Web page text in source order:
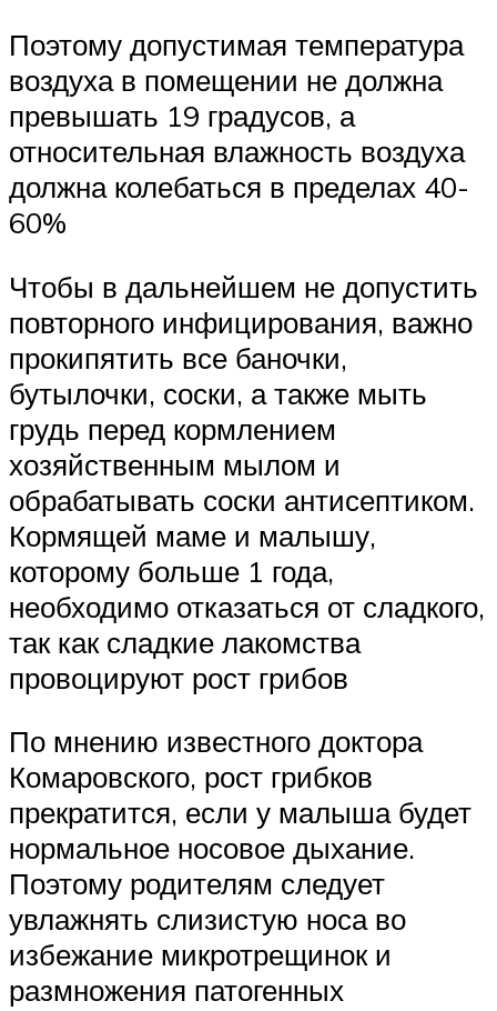
Поэтому допустимая температура
воздуха в помещении не должна
превышать 19 градусов, а
относительная влажность воздуха
должна колебаться в пределах 40-
60%
Чтобы в дальнейшем не допустить
повторного инфицирования, важно
прокипятить все баночки,
бутылочки, соски, а также мыть
грудь перед кормлением
хозяйственным мылом и
обрабатывать соски антисептиком.
Кормящей маме и малышу,
которому больше 1 года,
необходимо отказаться от сладкого,
так как сладкие лакомства
провоцируют рост грибов
По мнению известного доктора
Комаровского, рост грибков
прекратится, если у малыша будет
нормальное носовое дыхание.
Поэтому родителям следует
увлажнять слизистую носа во
избежание микротрещинок и
размножения патогенных